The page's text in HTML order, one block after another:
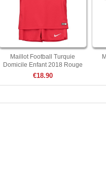
Maillot Football Turquie
Domicile Enfant 2018 Rouge
€18.90